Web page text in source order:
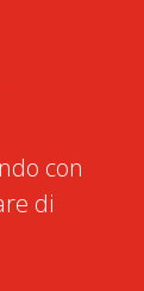
con
di